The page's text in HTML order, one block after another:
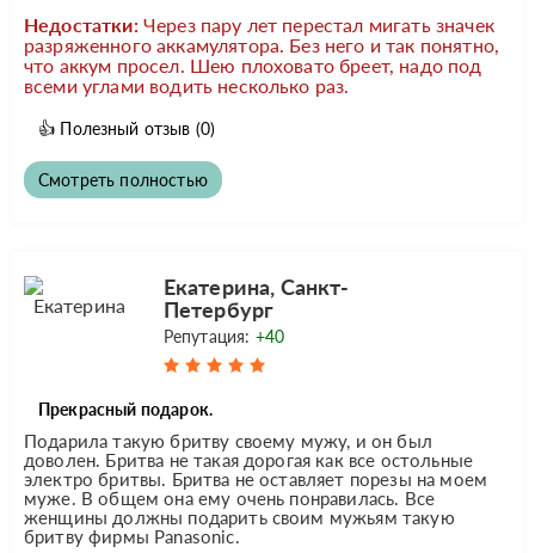
Недостатки: Через пару лет перестал мигать значек
разряженного аккамулятора. Без него и так понятно,
что аккум просел. Шею плоховато бреет, надо под
всеми углами водить несколько раз.
👍 Полезный отзыв (0)
Смотреть полностью
Екатерина, Санкт-
Петербург
Репутация: +40
Прекрасный подарок.
Подарила такую бритву своему мужу, и он был
доволен. Бритва не такая дорогая как все остольные
электро бритвы. Бритва не оставляет порезы на моем
муже. В общем она ему очень понравилась. Все
женщины должны подарить своим мужьям такую
бритву фирмы Panasonic.